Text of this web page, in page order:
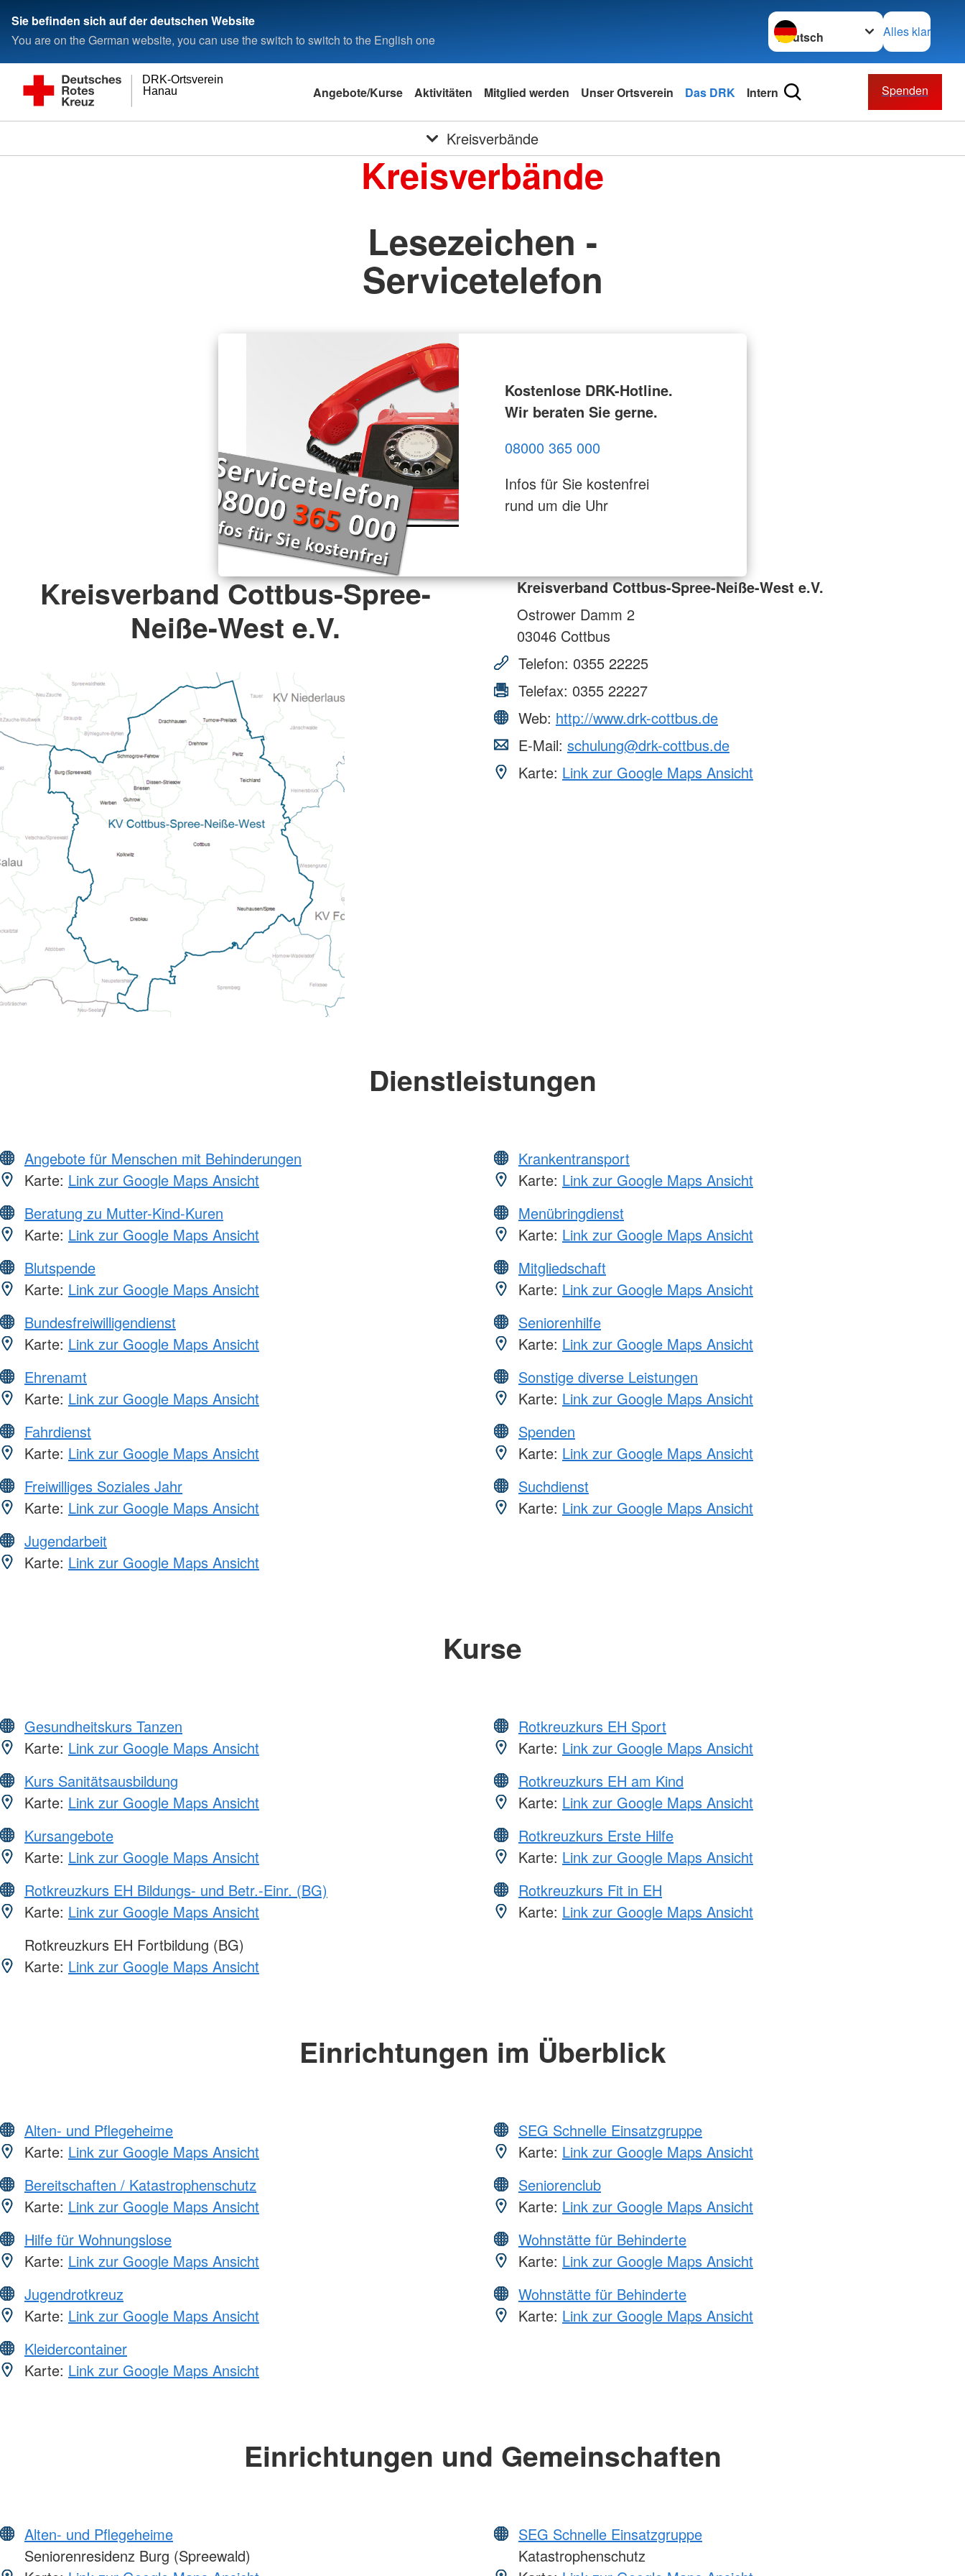
Sie befinden sich auf der deutschen Website
You are on the German website, you can use the switch to switch to the English one
Sprache wechseln zu
Alles klar
Hanau
DRK-Ortsverein
Angebote/Kurse Aktivitäten Mitglied werden Unser Ortsverein Das DRK Intern Spenden
Kreisverbände
Kreisverbände
Lesezeichen -
Servicetelefon
Kostenlose DRK-Hotline.
Wir beraten Sie gerne.
08000 365 000
Infos für Sie kostenfrei
rund um die Uhr
Kreisverband Cottbus-Spree-
Neiße-West e.V.
Kreisverband Cottbus-Spree-Neiße-West e.V.
Ostrower Damm 2
03046 Cottbus
Telefon: 0355 22225
Telefax: 0355 22227
Web: http://www.drk-cottbus.de
E-Mail: schulung@drk-cottbus.de
Karte: Link zur Google Maps Ansicht
Dienstleistungen
Angebote für Menschen mit Behinderungen
Karte: Link zur Google Maps Ansicht
Beratung zu Mutter-Kind-Kuren
Karte: Link zur Google Maps Ansicht
Blutspende
Karte: Link zur Google Maps Ansicht
Bundesfreiwilligendienst
Karte: Link zur Google Maps Ansicht
Ehrenamt
Karte: Link zur Google Maps Ansicht
Fahrdienst
Karte: Link zur Google Maps Ansicht
Freiwilliges Soziales Jahr
Karte: Link zur Google Maps Ansicht
Jugendarbeit
Karte: Link zur Google Maps Ansicht
Krankentransport
Karte: Link zur Google Maps Ansicht
Menübringdienst
Karte: Link zur Google Maps Ansicht
Mitgliedschaft
Karte: Link zur Google Maps Ansicht
Seniorenhilfe
Karte: Link zur Google Maps Ansicht
Sonstige diverse Leistungen
Karte: Link zur Google Maps Ansicht
Spenden
Karte: Link zur Google Maps Ansicht
Suchdienst
Karte: Link zur Google Maps Ansicht
Kurse
Gesundheitskurs Tanzen
Karte: Link zur Google Maps Ansicht
Kurs Sanitätsausbildung
Karte: Link zur Google Maps Ansicht
Kursangebote
Karte: Link zur Google Maps Ansicht
Rotkreuzkurs EH Bildungs- und Betr.-Einr. (BG)
Karte: Link zur Google Maps Ansicht
Rotkreuzkurs EH Fortbildung (BG)
Karte: Link zur Google Maps Ansicht
Rotkreuzkurs EH Sport
Karte: Link zur Google Maps Ansicht
Rotkreuzkurs EH am Kind
Karte: Link zur Google Maps Ansicht
Rotkreuzkurs Erste Hilfe
Karte: Link zur Google Maps Ansicht
Rotkreuzkurs Fit in EH
Karte: Link zur Google Maps Ansicht
Einrichtungen im Überblick
Alten- und Pflegeheime
Karte: Link zur Google Maps Ansicht
Bereitschaften / Katastrophenschutz
Karte: Link zur Google Maps Ansicht
Hilfe für Wohnungslose
Karte: Link zur Google Maps Ansicht
Jugendrotkreuz
Karte: Link zur Google Maps Ansicht
Kleidercontainer
Karte: Link zur Google Maps Ansicht
SEG Schnelle Einsatzgruppe
Karte: Link zur Google Maps Ansicht
Seniorenclub
Karte: Link zur Google Maps Ansicht
Wohnstätte für Behinderte
Karte: Link zur Google Maps Ansicht
Wohnstätte für Behinderte
Karte: Link zur Google Maps Ansicht
Einrichtungen und Gemeinschaften
Alten- und Pflegeheime
Seniorenresidenz Burg (Spreewald)
SEG Schnelle Einsatzgruppe
Katastrophenschutz